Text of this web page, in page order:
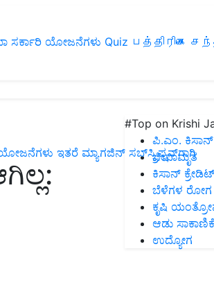
ಸರ್ಕಾರಿ ಯೋಜನೆಗಳು Quiz பத்திரிகை
ಇತರೆ ಮ್ಯಾಗಜಿನ್‌ ಸಬ್‌ಸ್ಕ್ರಿಪ್ಷನ್‌ಗಾಗಿ
#Top on Krishi
ಪಿ.ಎಂ. ಕಿಸಾನ್
ಜೀವಾಮೃತ
ಕಿಸಾನ್
ಬೆಳೆಗಳ ರೋಗ
ಕೃಷಿ
ಆಡು ಸಾಕಾಣಿಕೆ
ಉದ್ಯೋಗ